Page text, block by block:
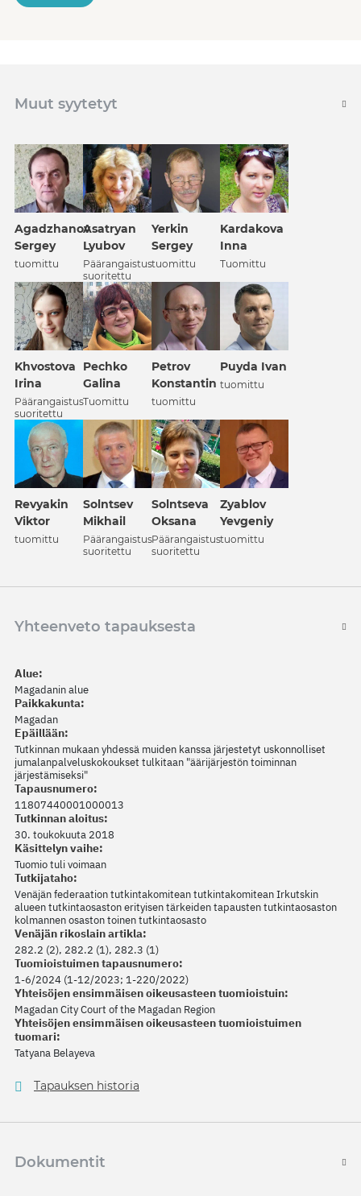
Muut syytetyt
Agadzhanov
Sergey
tuomittu
Asatryan
Lyubov
Päärangaistus
suoritettu
Yerkin
Sergey
tuomittu
Kardakova
Inna
Tuomittu
Khvostova
Irina
Päärangaistus
suoritettu
Pechko
Galina
Tuomittu
Petrov
Konstantin
tuomittu
Puyda Ivan
tuomittu
Revyakin
Viktor
tuomittu
Solntsev
Mikhail
Päärangaistus
suoritettu
Solntseva
Oksana
Päärangaistus
suoritettu
Zyablov
Yevgeniy
tuomittu
Yhteenveto tapauksesta
Alue:
Magadanin alue
Paikkakunta:
Magadan
Epäillään:
Tutkinnan mukaan yhdessä muiden kanssa järjestetyt uskonnolliset
jumalanpalveluskokoukset tulkitaan "äärijärjestön toiminnan
järjestämiseksi"
Tapausnumero:
11807440001000013
Tutkinnan aloitus:
30. toukokuuta 2018
Käsittelyn vaihe:
Tuomio tuli voimaan
Tutkijataho:
Venäjän federaation tutkintakomitean tutkintakomitean Irkutskin
alueen tutkintaosaston erityisen tärkeiden tapausten tutkintaosaston
kolmannen osaston toinen tutkintaosasto
Venäjän rikoslain artikla:
282.2 (2), 282.2 (1), 282.3 (1)
Tuomioistuimen tapausnumero:
1-6/2024 (1-12/2023; 1-220/2022)
Yhteisöjen ensimmäisen oikeusasteen tuomioistuin:
Magadan City Court of the Magadan Region
Yhteisöjen ensimmäisen oikeusasteen tuomioistuimen
tuomari:
Tatyana Belayeva
Tapauksen historia
Dokumentit